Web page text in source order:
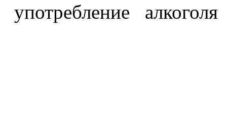
употребление